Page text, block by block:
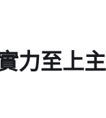
力至上